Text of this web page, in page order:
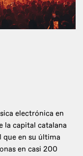
electrónica en
la capital catalana
que en su última
en casi 200